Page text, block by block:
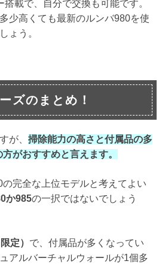
載で、自分で交換も可能です。
少高くても最新のルンバ980を使
ょう。
ズのまとめ！
が、 掃除能力の高さと付属品の多
がおすすめと言えます。
完全な上位モデルと考えてよい
か985の一択ではないでしょう
定） で、付属品が多くなってい
アルバーチャルウォールが1個多